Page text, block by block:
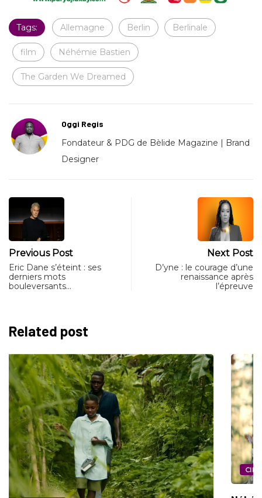
Tags: Allemagne Berlin Berlinale
film Néhémie Bastien
The Garden We Dreamed
Oggi Regis
Fondateur & PDG de Bèlide Magazine | Brand
Designer
Previous Post
Eric Dane s’éteint : ses
derniers mots
bouleversants…
Next Post
D’yne : le courage d’une
renaissance après
l’épreuve
Related post